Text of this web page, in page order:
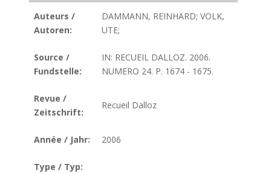
Auteurs /
Autoren:
DAMMANN, REINHARD; VOLK,
UTE;
Source /
Fundstelle:
IN: RECUEIL DALLOZ. 2006.
NUMERO 24. P. 1674 - 1675.
Revue /
Zeitschrift:
Recueil Dalloz
Année / Jahr: 2006
Type / Typ: